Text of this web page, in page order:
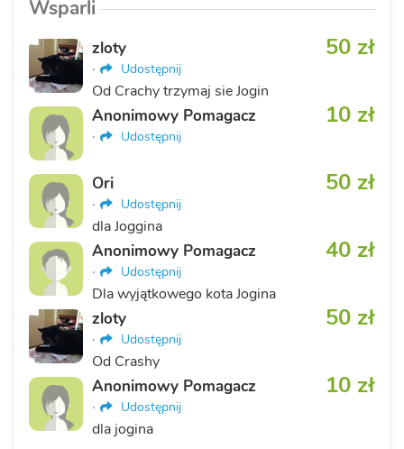
Wsparli
50 zł
zloty
· Udostępnij
Od Crachy trzymaj sie Jogin
10 zł
Anonimowy Pomagacz
· Udostępnij
50 zł
Ori
· Udostępnij
dla Joggina
40 zł
Anonimowy Pomagacz
· Udostępnij
Dla wyjątkowego kota Jogina
50 zł
zloty
· Udostępnij
Od Crashy
10 zł
Anonimowy Pomagacz
· Udostępnij
dla jogina